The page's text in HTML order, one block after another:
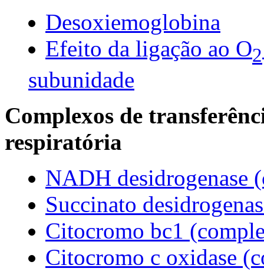
Desoxiemoglobina
Efeito da ligação ao O2
subunidade
Complexos de
respiratória
NADH desidrogenase
Succinato
Citocromo bc1
Citocromo c oxidase